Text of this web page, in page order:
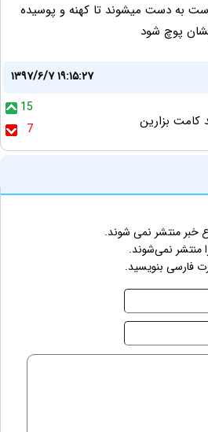
به دست میشوند تا کهنه و پوسیده
پوچ شود
۱۳۹۷/۶/۷ ۱۹:۱۵:۲۷
15
7
کامت بزارین
خبر منتشر نمی شوند.
منتشر نمی‌شوند.
فارسی بنویسید.